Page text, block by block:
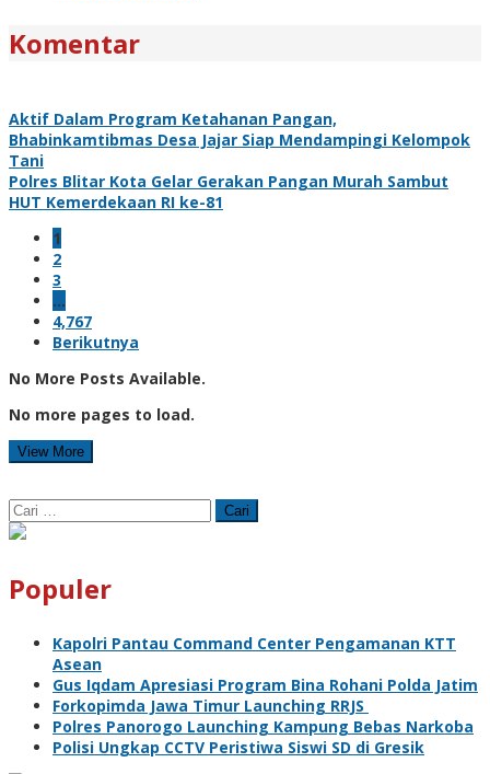
Komentar
Aktif Dalam Program Ketahanan Pangan,
Bhabinkamtibmas Desa Jajar Siap Mendampingi Kelompok
Tani
Polres Blitar Kota Gelar Gerakan Pangan Murah Sambut
HUT Kemerdekaan RI ke-81
1
2
3
…
4,767
Berikutnya
No More Posts Available.
No more pages to load.
View More
Cari
untuk:
Populer
Kapolri Pantau Command Center Pengamanan KTT
Asean
Gus Iqdam Apresiasi Program Bina Rohani Polda Jatim
Forkopimda Jawa Timur Launching RRJS
Polres Panorogo Launching Kampung Bebas Narkoba
Polisi Ungkap CCTV Peristiwa Siswi SD di Gresik